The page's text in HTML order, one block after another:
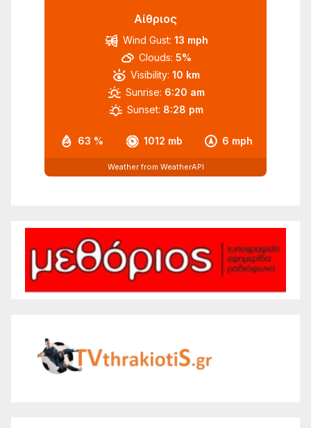
Αίθριος
63 % 1012 mb 6 mph
Wind Gust: 13 mph
Clouds: 5%
Visibility: 10 km
Sunrise: 6:20 am
Sunset: 8:28 pm
Weather from WeatherAPI